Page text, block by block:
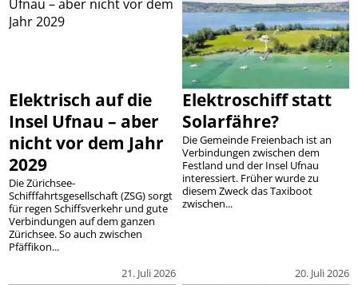
Elektrisch auf die
Insel Ufnau – aber
nicht vor dem Jahr
2029
21. Juli 2026
Die Zürichsee-
Schifffahrtsgesellschaft (ZSG) sorgt
für regen Schiffsverkehr und gute
Verbindungen auf dem ganzen
Zürichsee. So auch zwischen
Pfäffikon...
Elektroschiff statt
Solarfähre?
20. Juli 2026
Die Gemeinde Freienbach ist an
Verbindungen zwischen dem
Festland und der Insel Ufnau
interessiert. Früher wurde zu
diesem Zweck das Taxiboot
zwischen...